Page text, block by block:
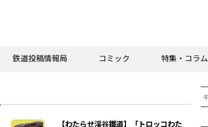
鉄道投稿情報局 コミック 特集・コラム
【わたらせ渓谷鐵道】「トロッコわた